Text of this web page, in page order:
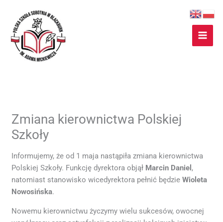
treści
Zmiana kierownictwa Polskiej
Szkoły
Informujemy, że od 1 maja nastąpiła zmiana kierownictwa
Polskiej Szkoły. Funkcję dyrektora objął Marcin Daniel ,
natomiast stanowisko wicedyrektora pełnić będzieWioleta
Nowosińska.
Nowemu kierownictwu życzymy wielu sukcesów, owocnej